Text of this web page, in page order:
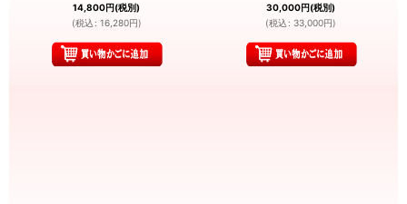
14,800円(税別)
(税込 : 16,280円)
30,000円(税別)
(税込 : 33,000円)